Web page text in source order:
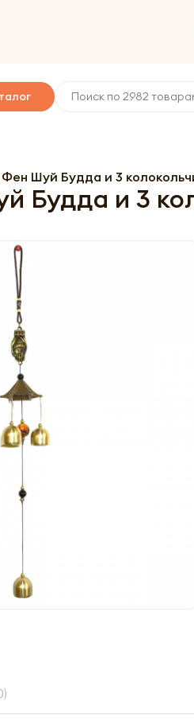
Шуй Будда и 3
Будда и 3